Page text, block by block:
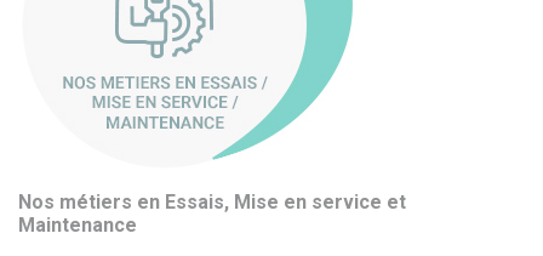
Nos métiers en Essais, Mise en service et
Maintenance